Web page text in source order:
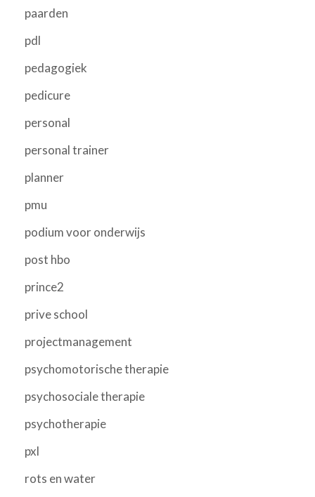
paarden
pdl
pedagogiek
pedicure
personal
personal trainer
planner
pmu
podium voor onderwijs
post hbo
prince2
prive school
projectmanagement
psychomotorische therapie
psychosociale therapie
psychotherapie
pxl
rots en water